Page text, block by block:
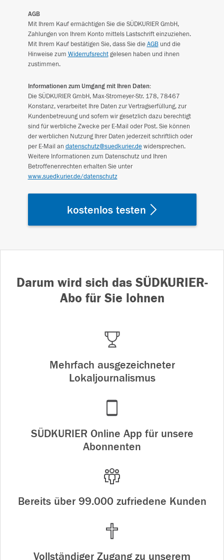
AGB
Mit Ihrem Kauf ermächtigen Sie die SÜDKURIER GmbH,
Zahlungen von Ihrem Konto mittels Lastschrift einzuziehen.
Mit Ihrem Kauf bestätigen Sie, dass Sie dieAGBund die
Hinweise zum Widerrufsrechtgelesen haben und ihnen
zustimmen.
Informationen zum Umgang mit Ihren Daten:
Die SÜDKURIER GmbH, Max-Stromeyer-Str. 178, 78467
Konstanz, verarbeitet Ihre Daten zur Vertragserfüllung, zur
Kundenbetreuung und sofern wir gesetzlich dazu berechtigt
sind für werbliche Zwecke per E-Mail oder Post. Sie können
der werblichen Nutzung Ihrer Daten jederzeit schriftlich oder
per E-Mail an datenschutz@suedkurier.dewidersprechen.
Weitere Informationen zum Datenschutz und Ihren
Betroffenenrechten erhalten Sie unter
www.suedkurier.de/datenschutz
kostenlos testen
Darum wird sich das SÜDKURIER-
Abo für Sie lohnen
Mehrfach ausgezeichneter
Lokaljournalismus
SÜDKURIER Online App für unsere
Abonnenten
Bereits über 99.000 zufriedene Kunden
Vollständiger Zugang zu unserem